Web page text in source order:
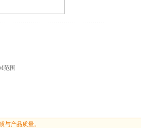
范围
产品质量。